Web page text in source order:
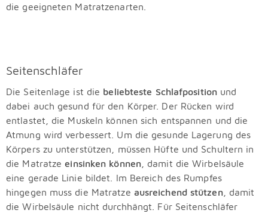
die geeigneten Matratzenarten.
Seitenschläfer
Die Seitenlage ist die beliebteste Schlafpositionund
dabei auch gesund für den Körper. Der Rücken wird
entlastet, die Muskeln können sich entspannen und die
Atmung wird verbessert. Um die gesunde Lagerung des
Körpers zu unterstützen, müssen Hüfte und Schultern in
die Matratzeeinsinken können, damit die Wirbelsäule
eine gerade Linie bildet. Im Bereich des Rumpfes
hingegen muss die Matratze ausreichend stützen, damit
die Wirbelsäule nicht durchhängt. Für Seitenschläfer